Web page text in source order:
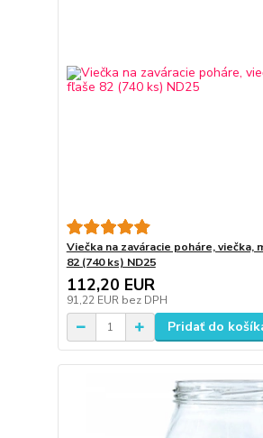
Viečka na zaváracie poháre, viečka,
82 (740 ks) ND25
112,20 EUR
91,22 EUR bez DPH
Pridať do